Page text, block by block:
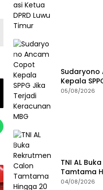
Kepala
Keracunan
05/08/2026
TNI AL
Tamtama
2026
04/08/2026